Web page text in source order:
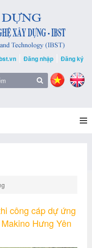
Đăng nhập Đăng ký
công cáp dự ứng
Hưng Yên